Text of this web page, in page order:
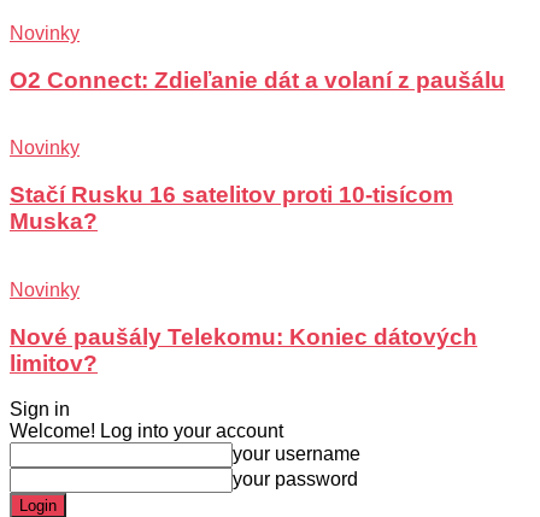
Novinky
O2 Connect: Zdieľanie dát a volaní z paušálu
Novinky
Stačí Rusku 16 satelitov proti 10-tisícom
Muska?
Novinky
Nové paušály Telekomu: Koniec dátových
limitov?
Sign in
Welcome! Log into your account
your username
your password